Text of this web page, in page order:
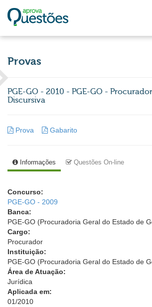
Provas
PGE-GO - 2010 - PGE-GO -
Discursiva
Prova Gabarito
Informações Questões On-line
Concurso:
PGE-GO - 2009
Banca:
PGE-GO (Procuradoria Geral do Estado de
Cargo:
Procurador
Instituição:
PGE-GO (Procuradoria Geral do Estado de
Área de Atuação:
Jurídica
Aplicada em:
01/2010